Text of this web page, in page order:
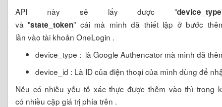
API này sẽ lấy được "device_type
và "state_token" cái mà mình đã thiết lập ở bước
lần vào tài khoản OneLogin .
device_type : là Google Authencator mà mình đã
device_id : Là ID của điện thoại của mình dùng để
Nếu có nhiều yếu tố xác thực được thêm vào thì trong
có nhiều cặp giá trị phía trên .